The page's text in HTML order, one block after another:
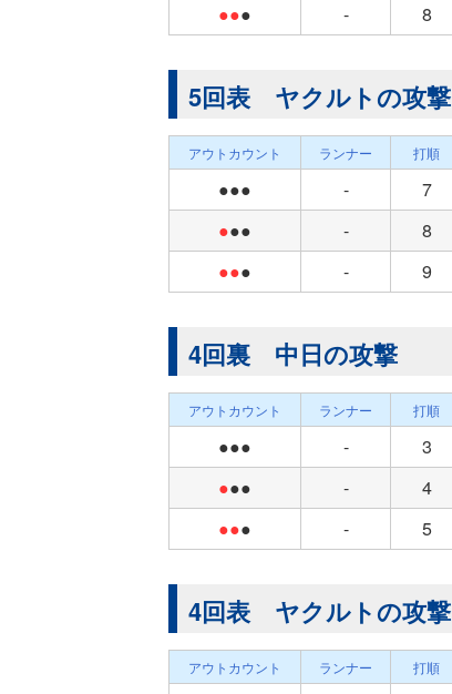
●●● - 8
5回表 ヤクルトの攻撃
アウトカウント ランナー 打順
●●● - 7
●●● - 8
●●● - 9
4回裏 中日の攻撃
アウトカウント ランナー 打順
●●● - 3
●●● - 4
●●● - 5
4回表 ヤクルトの攻撃
アウトカウント ランナー 打順